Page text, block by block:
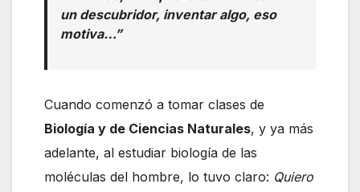
un descubridor, inventar algo, eso
motiva…”
Cuando comenzó a tomar clases de
Biología y de Ciencias Naturales, y ya más
adelante, al estudiar biología de las
moléculas del hombre, lo tuvo claro: Quiero